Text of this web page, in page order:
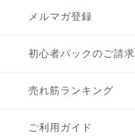
メルマガ登録
初心者パックのご請求
売れ筋ランキング
ご利用ガイド